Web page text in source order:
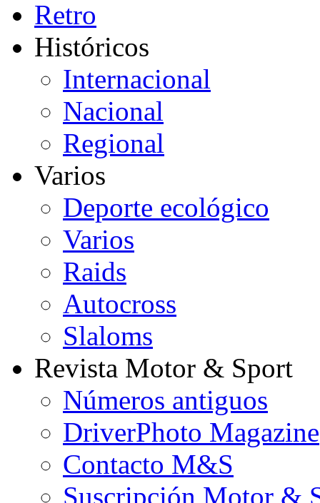
Retro
Históricos
Internacional
Nacional
Regional
Varios
Deporte ecológico
Varios
Raids
Autocross
Slaloms
Revista Motor & Sport
Números antiguos
DriverPhoto Magazine
Contacto M&S
Suscripción Motor &